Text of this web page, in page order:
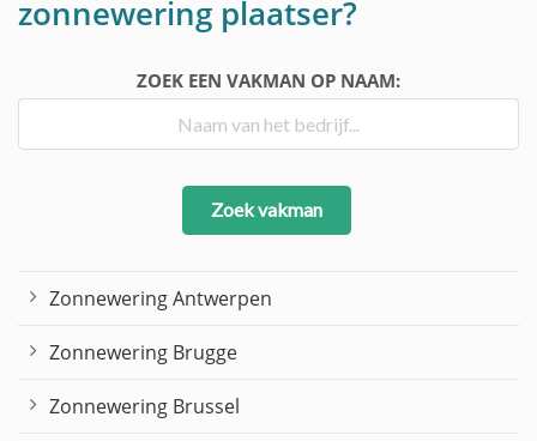
zonnewering plaatser?
ZOEK EEN VAKMAN OP NAAM:
Zoek vakman
Zonnewering Antwerpen
Zonnewering Brugge
Zonnewering Brussel